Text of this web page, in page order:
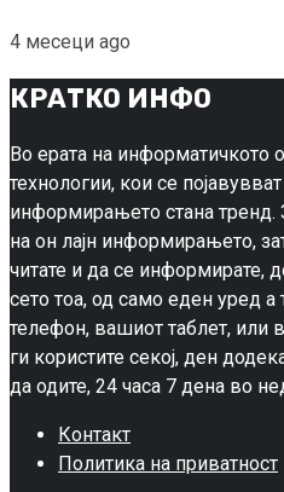
4 месеци ago
КРАТКО ИНФО
Во ерата на информатичкото
технологии, кои се
информирањето стана
на он лајн информирањето,
читате и да се информирате,
сето тоа, од само еден уред
телефон, вашиот таблет, или
ги користите секој, ден
да одите, 24 часа 7 дена во
Контакт
Политика на приватност